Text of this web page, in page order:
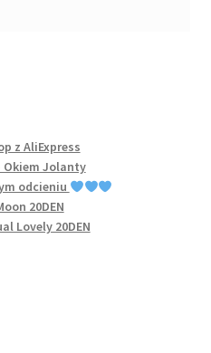
z AliExpress
Okiem Jolanty
odcieniu
20DEN
Lovely 20DEN